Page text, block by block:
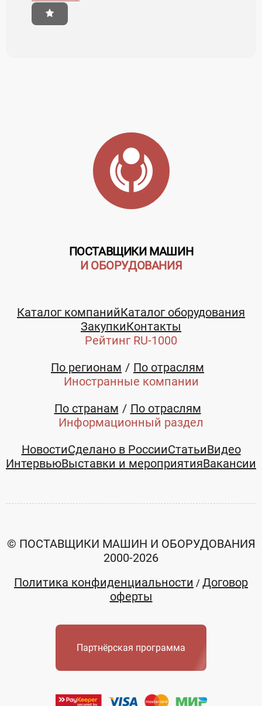
ПОСТАВЩИКИ МАШИН
И ОБОРУДОВАНИЯ
Каталог компанийКаталог оборудования
ЗакупкиКонтакты
Рейтинг RU-1000
По регионам
По отраслям
Иностранные компании
По странам
По отраслям
Информационный раздел
НовостиСделано в РоссииСтатьиВидео
ИнтервьюВыставки и мероприятияВакансии
© ПОСТАВЩИКИ МАШИН И ОБОРУДОВАНИЯ
2000-2026
Политика конфиденциальности / Договор
оферты
Партнёрская программа